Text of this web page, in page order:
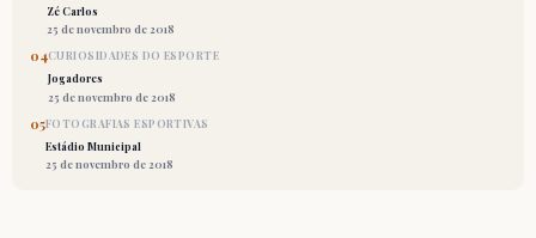
Zé Carlos
25 de novembro de 2018
04CURIOSIDADES DO ESPORTE
Jogadores
25 de novembro de 2018
05FOTOGRAFIAS ESPORTIVAS
Estádio Municipal
25 de novembro de 2018